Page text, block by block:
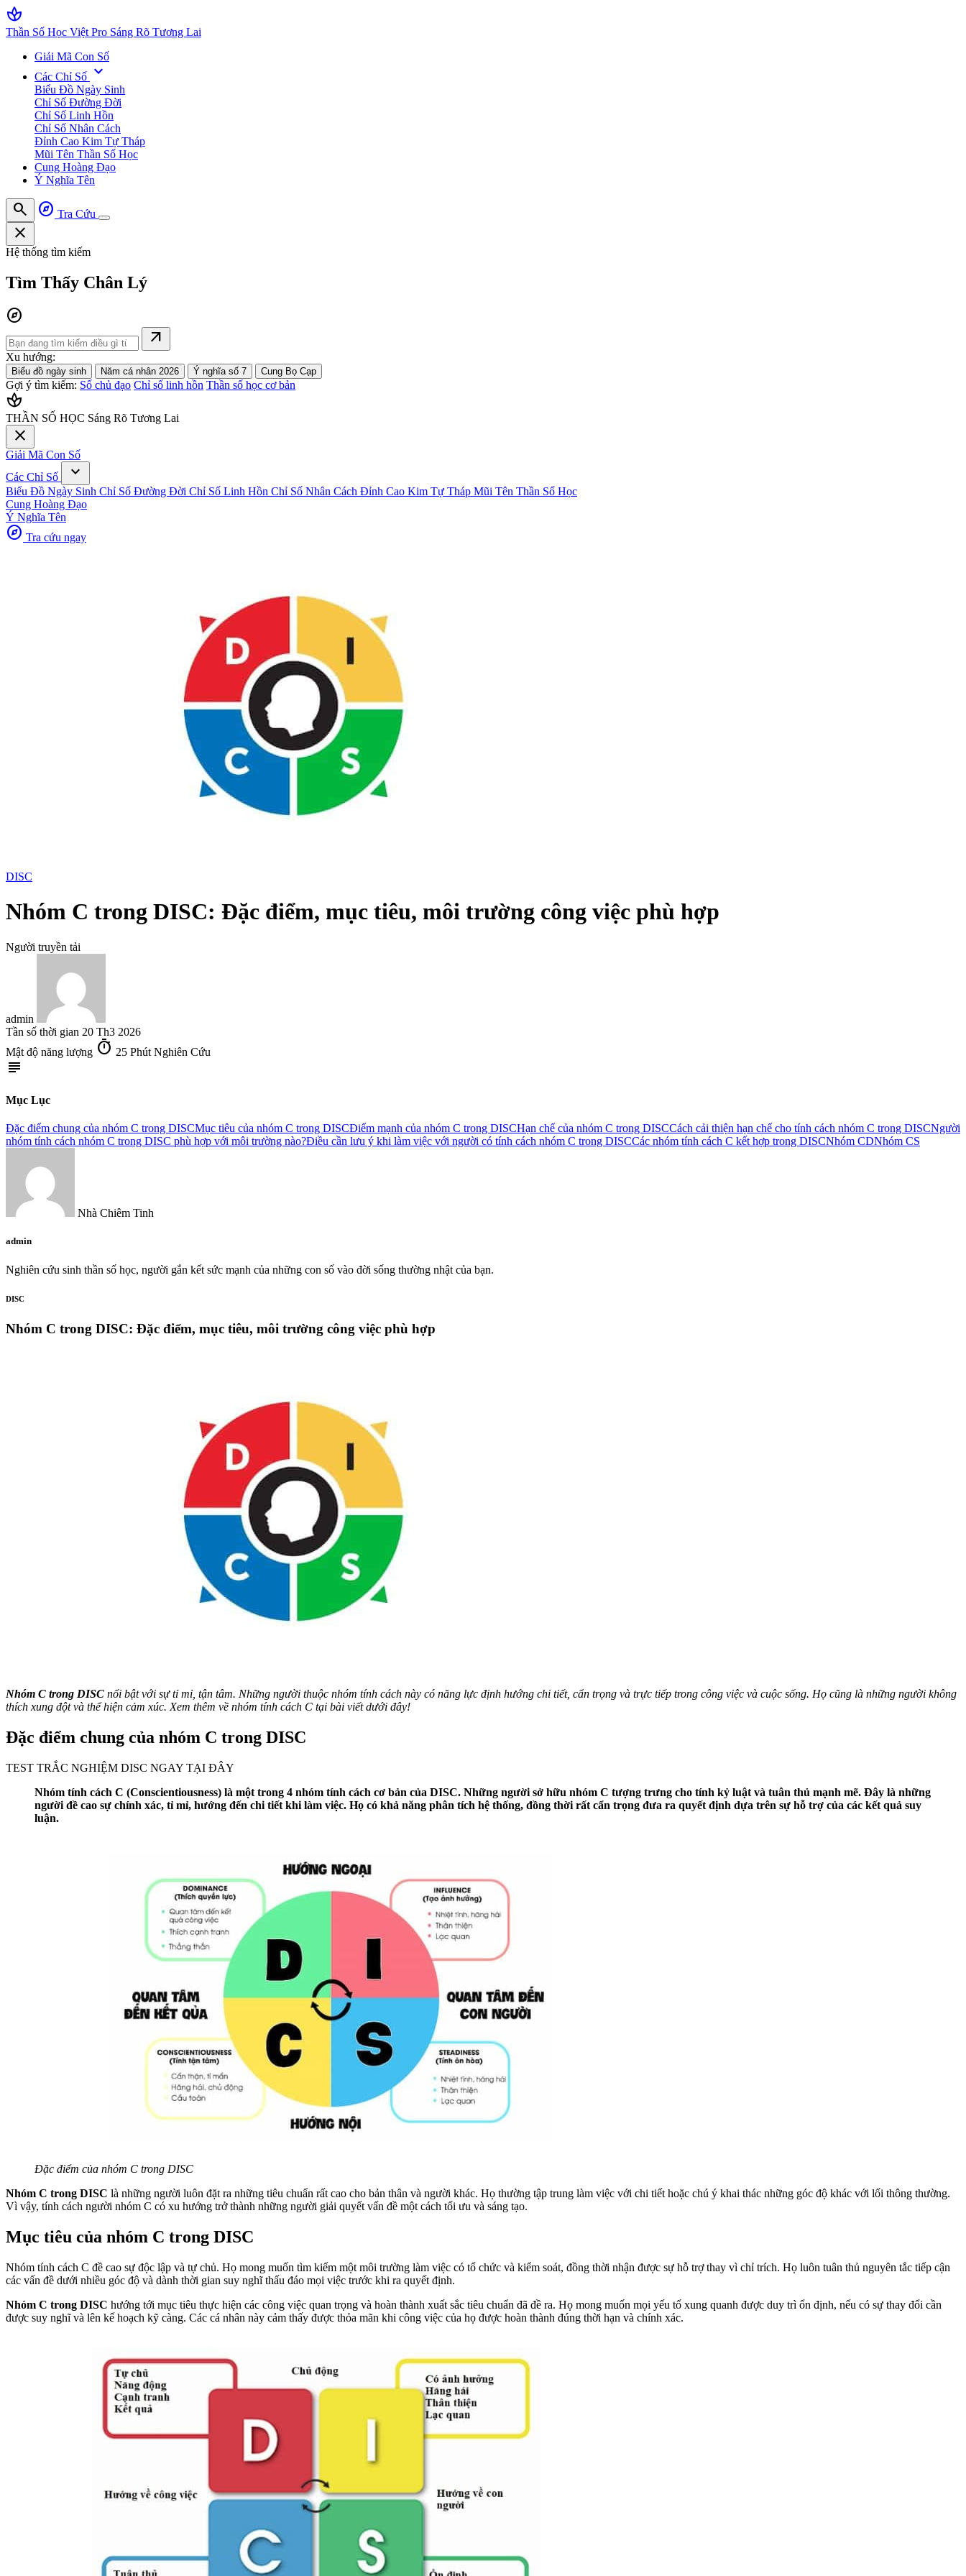
spa
Thần Số Học Việt Pro Sáng Rõ Tương Lai
Giải Mã Con Số
Các Chỉ Số expand_more
Biểu Đồ Ngày Sinh
Chỉ Số Đường Đời
Chỉ Số Linh Hồn
Chỉ Số Nhân Cách
Đỉnh Cao Kim Tự Tháp
Mũi Tên Thần Số Học
Cung Hoàng Đạo
Ý Nghĩa Tên
search explore Tra Cứu
close
Hệ thống tìm kiếm
Tìm Thấy Chân Lý
explore
arrow_outward
Xu hướng:
Biểu đồ ngày sinh Năm cá nhân 2026 Ý nghĩa số 7 Cung Bọ Cạp
Gợi ý tìm kiếm: Số chủ đạo Chỉ số linh hồn Thần số học cơ bản
spa
THẦN SỐ HỌC Sáng Rõ Tương Lai
close
Giải Mã Con Số
Các Chỉ Số
expand_more
Biểu Đồ Ngày Sinh Chỉ Số Đường Đời Chỉ Số Linh Hồn Chỉ Số Nhân Cách Đỉnh Cao Kim Tự Tháp Mũi Tên Thần Số Học
Cung Hoàng Đạo
Ý Nghĩa Tên
explore Tra cứu ngay
DISC
Nhóm C trong DISC: Đặc điểm, mục tiêu, môi trường công việc phù hợp
Người truyền tải
admin
Tần số thời gian 20 Th3 2026
Mật độ năng lượng timer 25 Phút Nghiên Cứu
subject
Mục Lục
Đặc điểm chung của nhóm C trong DISCMục tiêu của nhóm C trong DISCĐiểm mạnh của nhóm C trong DISCHạn chế của nhóm C trong DISCCách cải thiện hạn chế cho tính cách nhóm C trong DISCNgười
nhóm tính cách nhóm C trong DISC phù hợp với môi trường nào?Điều cần lưu ý khi làm việc với người có tính cách nhóm C trong DISCCác nhóm tính cách C kết hợp trong DISCNhóm CDNhóm CS
Nhà Chiêm Tinh
admin
Nghiên cứu sinh thần số học, người gắn kết sức mạnh của những con số vào đời sống thường nhật của bạn.
DISC
Nhóm C trong DISC: Đặc điểm, mục tiêu, môi trường công việc phù hợp
Nhóm C trong DISC nổi bật với sự tỉ mỉ, tận tâm. Những người thuộc nhóm tính cách này có năng lực định hướng chi tiết, cẩn trọng và trực tiếp trong công việc và cuộc sống. Họ cũng là những người không
thích xung đột và thể hiện cảm xúc. Xem thêm về nhóm tính cách C tại bài viết dưới đây!
Đặc điểm chung của nhóm C trong DISC
TEST TRẮC NGHIỆM DISC NGAY TẠI ĐÂY
Nhóm tính cách C (Conscientiousness) là một trong 4 nhóm tính cách cơ bản của DISC. Những người sở hữu nhóm C tượng trưng cho tính kỷ luật và tuân thủ mạnh mẽ. Đây là những
người đề cao sự chính xác, tỉ mỉ, hướng đến chi tiết khi làm việc. Họ có khả năng phân tích hệ thống, đồng thời rất cẩn trọng đưa ra quyết định dựa trên sự hỗ trợ của các kết quả suy
luận.
Đặc điểm của nhóm C trong DISC
Nhóm C trong DISC là những người luôn đặt ra những tiêu chuẩn rất cao cho bản thân và người khác. Họ thường tập trung làm việc với chi tiết hoặc chú ý khai thác những góc độ khác với lối thông thường.
Vì vậy, tính cách người nhóm C có xu hướng trở thành những người giải quyết vấn đề một cách tối ưu và sáng tạo.
Mục tiêu của nhóm C trong DISC
Nhóm tính cách C đề cao sự độc lập và tự chủ. Họ mong muốn tìm kiếm một môi trường làm việc có tổ chức và kiểm soát, đồng thời nhận được sự hỗ trợ thay vì chỉ trích. Họ luôn tuân thủ nguyên tắc tiếp cận
các vấn đề dưới nhiều góc độ và dành thời gian suy nghĩ thấu đáo mọi việc trước khi ra quyết định.
Nhóm C trong DISC hướng tới mục tiêu thực hiện các công việc quan trọng và hoàn thành xuất sắc tiêu chuẩn đã đề ra. Họ mong muốn mọi yếu tố xung quanh được duy trì ổn định, nếu có sự thay đổi cần
được suy nghĩ và lên kế hoạch kỹ càng. Các cá nhân này cảm thấy được thỏa mãn khi công việc của họ được hoàn thành đúng thời hạn và chính xác.